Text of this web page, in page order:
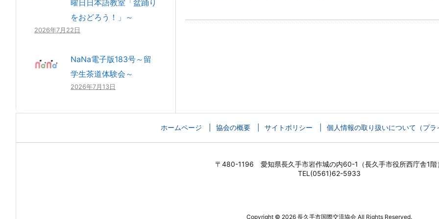
曜日日本語教室「盆踊り
をおどろう！」～
2026年7月22日
NaNa電子版183号～留
学生茶道体験会～
2026年7月13日
ホームページ 協会の概要 サイトポリシー 個人情報の取り扱いについて（プラ
〒480-1196 愛知県長久手市岩作城の内60-1（長久手市役所西庁舎1階）
TEL(0561)62-5933
Copyright © 2026 長久手市国際交流協会 All Rights Reserved.